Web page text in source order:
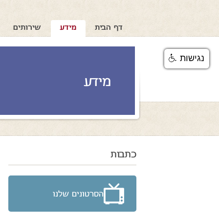
דף הבית מידע שירותים
מידע
כתבות
הסרטונים שלנו
נגישות